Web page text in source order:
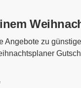
Angebote zu